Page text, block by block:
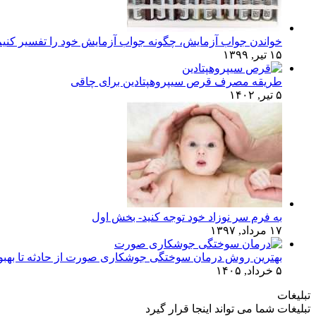
خواندن جواب آزمایش، چگونه جواب آزمایش خود را تفسیر
۱۵ تیر, ۱۳۹۹
طریقه مصرف قرص سیپروهپتادین برای چاقی
۵ تیر, ۱۴۰۲
به فرم سر نوزاد خود توجه کنید- بخش اول
۱۷ مرداد, ۱۳۹۷
بهترین روش درمان سوختگی جوشکاری صورت از حادثه تا
۵ خرداد, ۱۴۰۵
تبلیغات
تبلیغات شما می تواند اینجا قرار گیرد